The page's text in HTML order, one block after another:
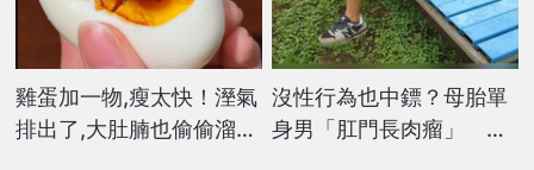
雞蛋加一物,瘦太快！溼氣
排出了,大肚腩也偷偷溜走
沒性行為也中鏢？母胎單
身男「肛門長肉瘤」 確